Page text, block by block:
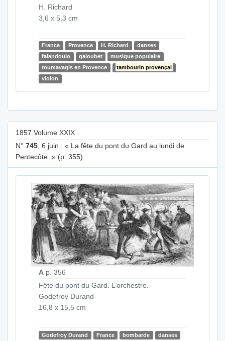
H. Richard
3,6 x 5,3 cm
France Provence H. Richard
danses
falandoulo
galoubet
musique populaire
roumavagis en Provence
tambourin provençal
violon
1857 Volume XXIX
N° 745 , 6 juin : « La fête du pont du Gard au lundi de
Pentecôte. » (p. 355)
A p. 356
Fête du pont du Gard. L’orchestre.
Godefroy Durand
16,8 x 15,5 cm
Godefroy Durand France bombarde
danses